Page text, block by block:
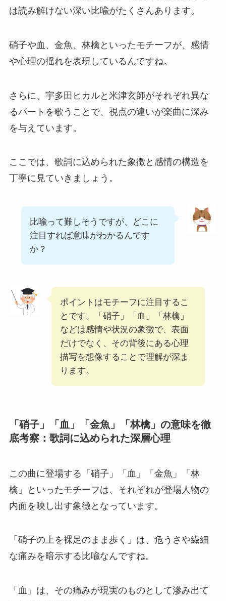
は読み解けない深い比喩がたくさんあります。
硝子や血、金魚、林檎といったモチーフが、感情
や心理の揺れを表現しているんですね。
さらに、宇多田ヒカルと米津玄師がそれぞれ異な
るパートを歌うことで、視点の違いが楽曲に深み
を与えています。
ここでは、歌詞に込められた象徴と感情の構造を
丁寧に見ていきましょう。
比喩って難しそうですが、どこに
注目すれば意味がわかるんです
か？
ポイントはモチーフに注目するこ
とです。「硝子」「血」「林檎」
などは感情や状況の象徴で、表面
だけでなく、その背後にある心理
描写を想像することで理解が深ま
ります。
「硝子」「血」「金魚」「林檎」の意味を徹
底考察：歌詞に込められた深層心理
この曲に登場する「硝子」「血」「金魚」「林
檎」といったモチーフは、それぞれが登場人物の
内面を映し出す象徴となっています。
「硝子の上を裸足のまま歩く」は、危うさや繊細
な痛みを暗示する比喩なんですね。
「血」は、その痛みが現実のものとして滲み出て